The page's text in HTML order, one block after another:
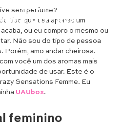
Crazy
Vizcaya
sem perfume?
tipo que usa apenas um
ou eu compro o mesmo ou
Não sou do tipo de pessoa
Porém, amo andar cheirosa.
você um dos aromas mais
de usar. Este é o
Sensations Femme. Eu
UAUbox.
feminino